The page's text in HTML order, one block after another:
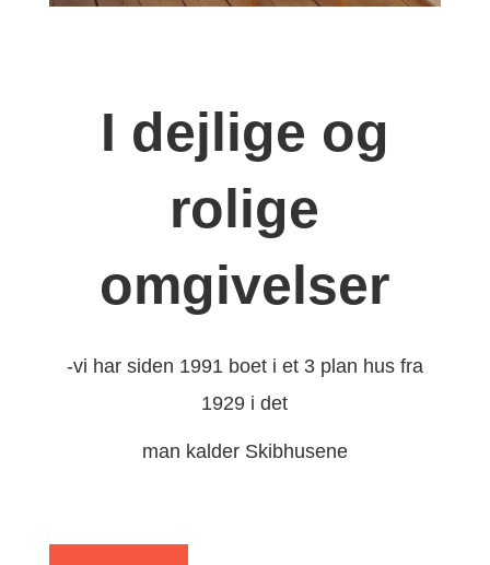
I dejlige og
rolige
omgivelser
-vi har siden 1991 boet i et 3 plan hus fra
1929 i det
man kalder Skibhusene